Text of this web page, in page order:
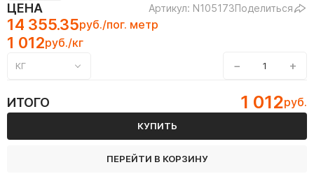
ЦЕНА Артикул: N105173Поделиться
14 355.35руб./пог. метр
1 012руб./кг
КГ − +
ИТОГО 1 012руб.
КУПИТЬ
ПЕРЕЙТИ В КОРЗИНУ